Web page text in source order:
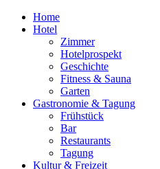
Home
Hotel
Zimmer
Hotelprospekt
Geschichte
Fitness & Sauna
Garten
Gastronomie & Tagung
Frühstück
Bar
Restaurants
Tagung
Kultur & Freizeit